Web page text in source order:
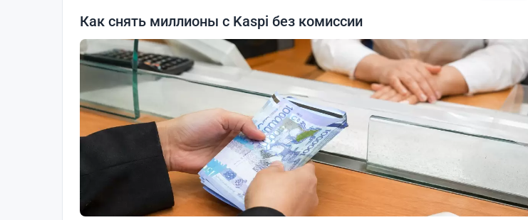
Как снять миллионы с Kaspi без комиссии